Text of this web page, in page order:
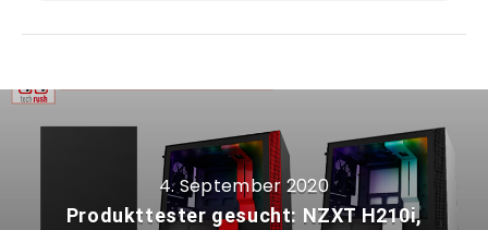
4. September 2020
Produkttester gesucht: NZXT H210i,